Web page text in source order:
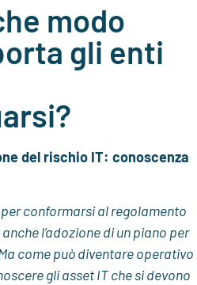
modo
gli enti
del rischio IT: conoscenza
conformarsi al regolamento
l’adozione di un piano per
come può diventare operativo
gli asset IT che si devono